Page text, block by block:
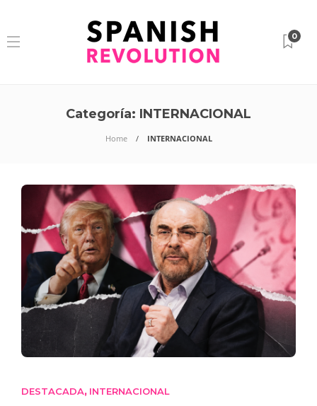
0
Categoría: INTERNACIONAL
Home INTERNACIONAL
DESTACADA, INTERNACIONAL